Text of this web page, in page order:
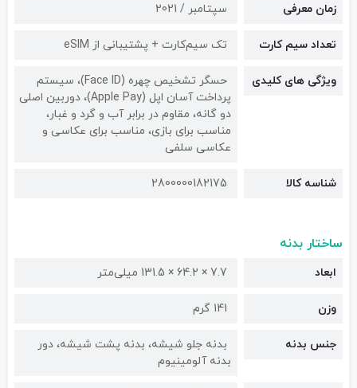
زمان معرفی سپتامبر / 2021
تعداد سیم کارت تک سیم‌کارت + پشتیبانی از eSIM
ویژگی های کلیدی
حسگر تشخیص چهره (Face ID)، سیستم
پرداخت آسان اپل (Apple Pay)، دوربین اصلی
دو گانه، مقاوم در برابر آب و گرد و غبار،
مناسب برای بازی، مناسب برای عکاسی و
عکاسی سلفی
شناسه کالا 2800000182175
ساختار بدنه
ابعاد 7.7 × 64.2 × 131.5 میلی‌متر
وزن 141 گرم
جنس بدنه
بدنه جلو شیشه، بدنه پشت شیشه، دور
بدنه آلومینیوم